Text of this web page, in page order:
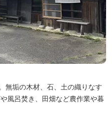
無垢の木材、石、土の織りなす
風呂焚き、田畑など農作業や暮